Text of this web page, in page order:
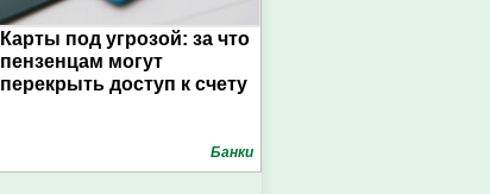
Карты под угрозой: за что
пензенцам могут
перекрыть доступ к счету
Банки